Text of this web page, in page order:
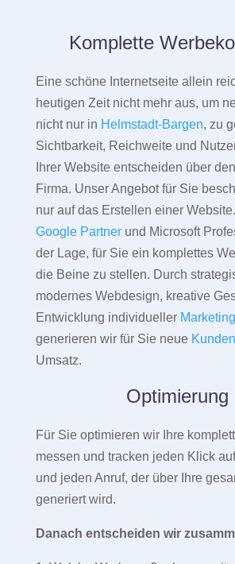
Komplette
Eine schöne Internetseite allein
heutigen Zeit nicht mehr aus, um
nicht nur in Helmstadt-Bargen, zu
Sichtbarkeit, Reichweite und
Ihrer Website entscheiden über
Firma. Unser Angebot für Sie
nur auf das Erstellen einer
Google Partnerund Microsoft
der Lage, für Sie ein komplettes
die Beine zu stellen. Durch
modernes Webdesign, kreative
Entwicklung individueller Marketing
generieren wir für Sie neue Kunden
Umsatz.
Optimierung
Für Sie optimieren wir Ihre
messen und tracken jeden Klick
und jeden Anruf, der über Ihre
generiert wird.
Danach entscheiden wir